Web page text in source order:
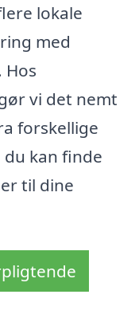
lokale
med
Hos
vi det nemt
forskellige
du kan finde
til dine